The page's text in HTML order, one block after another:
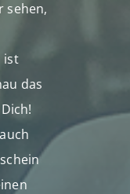
sehen,
ist
das